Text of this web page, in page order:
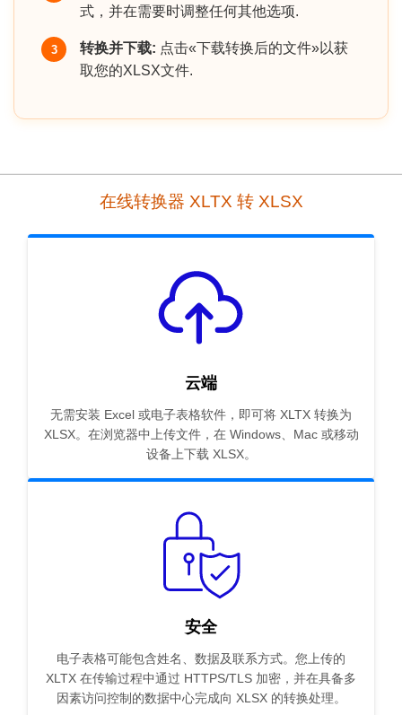
式，并在需要时调整任何其他选项.
3 转换并下载: 点击«下载转换后的文件»以获
取您的XLSX文件.
在线转换器 XLTX 转 XLSX
云端
无需安装 Excel 或电子表格软件，即可将 XLTX 转换为
XLSX。在浏览器中上传文件，在 Windows、Mac 或移动
设备上下载 XLSX。
安全
电子表格可能包含姓名、数据及联系方式。您上传的
XLTX 在传输过程中通过 HTTPS/TLS 加密，并在具备多
因素访问控制的数据中心完成向 XLSX 的转换处理。